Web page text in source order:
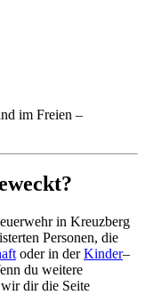
im Freien –
in Kreuzberg
Personen, die
oder in derKinder–
du weitere
dir die Seite